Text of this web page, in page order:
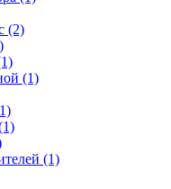
(2)
(1)
(1)